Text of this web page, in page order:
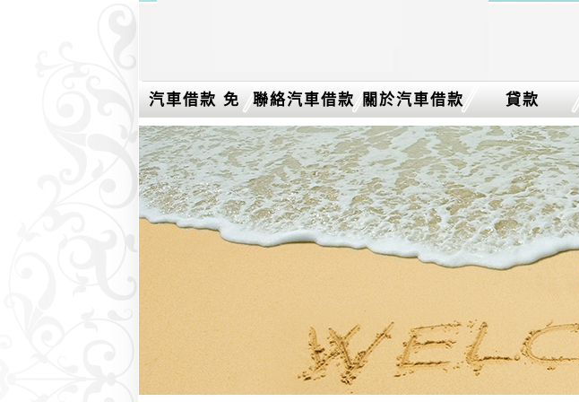
汽車借款 免
留車介紹
聯絡汽車借款 關於汽車借款 貸款